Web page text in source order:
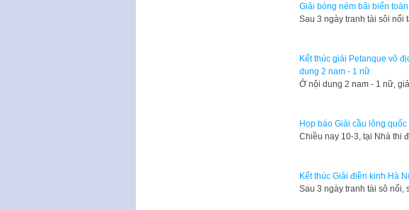
Giải bóng ném bãi biển
Sau 3 ngày tranh tài sôi nổi
Kết thúc giải Petanque vô
dung 2 nam - 1 nữ
Ở nội dung 2 nam - 1 nữ,
Họp báo Giải cầu lông
Chiều nay 10-3, tại Nhà thi
Kết thúc Giải điền kinh Hà
Sau 3 ngày tranh tài sô nổi,